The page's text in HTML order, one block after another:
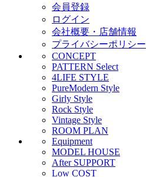
会員登録
ログイン
会社概要・店舗情報
プライバシーポリシー
CONCEPT
PATTERN Select
4LIFE STYLE
PureModern Style
Girly Style
Rock Style
Vintage Style
ROOM PLAN
Equipment
MODEL HOUSE
After SUPPORT
Low COST